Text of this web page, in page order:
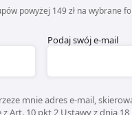
powyżej 149 zł na wybrane
Podaj swój e-mail
mnie adres e-mail,